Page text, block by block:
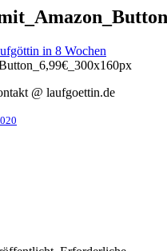
in 8 Wochen
@ laufgoettin.de